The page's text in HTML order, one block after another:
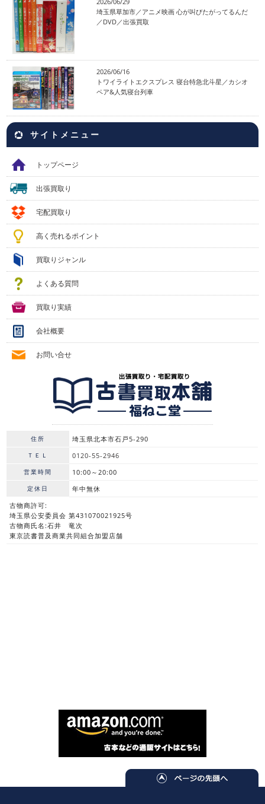
埼玉県草加市／アニメ映画 心が叫びたがってるんだ
／DVD／出張買取
2026/06/16
トワイライトエクスプレス 寝台特急北斗星／カシオ
ペア&人気寝台列車
サイトメニュー
トップページ
出張買取り
宅配買取り
高く売れるポイント
買取りジャンル
よくある質問
買取り実績
会社概要
お問い合せ
住所 埼玉県北本市石戸5-290
ＴＥＬ 0120-55-2946
営業時間 10:00～20:00
定休日
年中無休
古物商許可:
埼玉県公安委員会 第431070021925号
古物商氏名:石井 竜次
東京読書普及商業共同組合加盟店舗